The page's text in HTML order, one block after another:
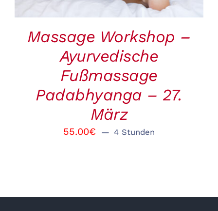
Massage Workshop –
Ayurvedische
Fußmassage
Padabhyanga – 27.
März
55.00€ 4 Stunden